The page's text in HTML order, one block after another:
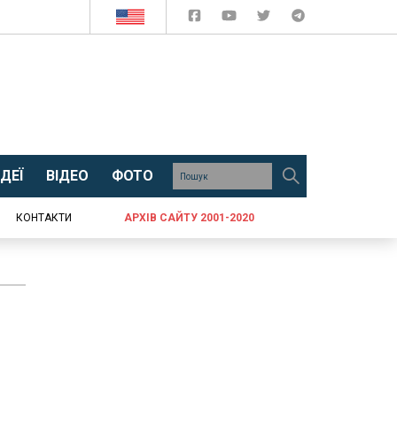
ВІДЕО ФОТО
КОНТАКТИ АРХІВ САЙТУ 2001-2020